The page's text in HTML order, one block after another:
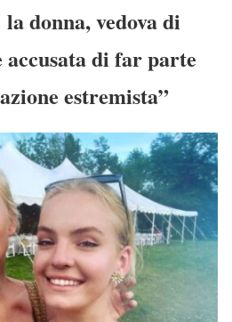
donna, vedova di
accusata di far parte
estremista”